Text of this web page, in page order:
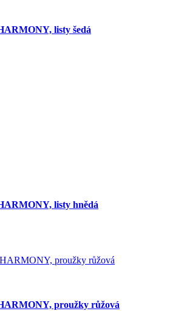
listy šedá
listy hnědá
proužky růžová